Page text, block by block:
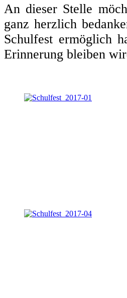
An dieser Stelle
ganz herzlich
Schulfest ermöglich
Erinnerung bleiben